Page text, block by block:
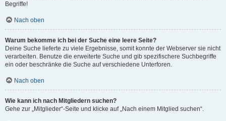
Begriffe!
Nach oben
Warum bekomme ich bei der Suche eine leere Seite?
Deine Suche lieferte zu viele Ergebnisse, somit konnte der Webserver sie nicht
verarbeiten. Benutze die erweiterte Suche und gib spezifischere Suchbegriffe
ein oder beschränke die Suche auf verschiedene Unterforen.
Nach oben
Wie kann ich nach Mitgliedern suchen?
Gehe zur „Mitglieder“-Seite und klicke auf „Nach einem Mitglied suchen“.